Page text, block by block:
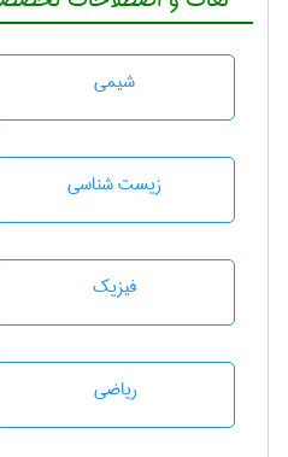
شيمی
زيست شناسی
فیزیک
رياضی